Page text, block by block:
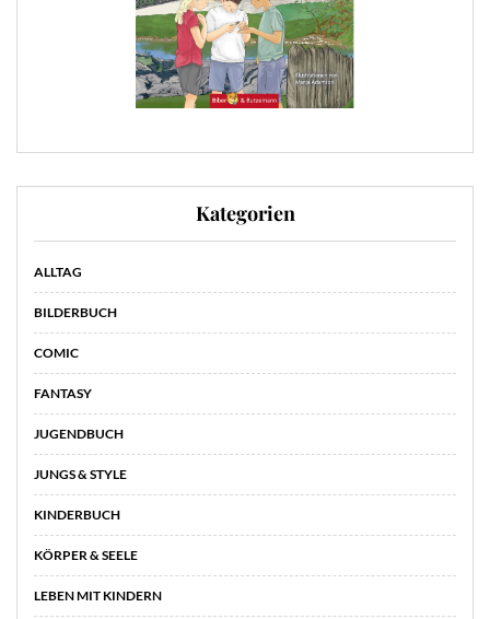
Kategorien
ALLTAG
BILDERBUCH
COMIC
FANTASY
JUGENDBUCH
JUNGS & STYLE
KINDERBUCH
KÖRPER & SEELE
LEBEN MIT KINDERN